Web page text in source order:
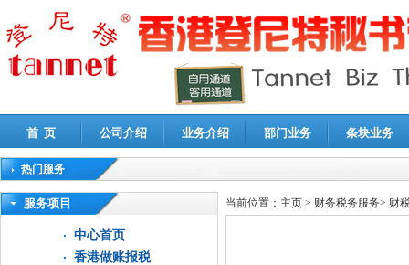
首 页 公司介绍 业务介绍 部门业务 条块业务
热门服务
高新技术企业认定审计|企业所得税汇算清缴申报鉴证
服务项目
中心首页
香港做账报税
当前位置： 主页 > 财务税务服务> 财